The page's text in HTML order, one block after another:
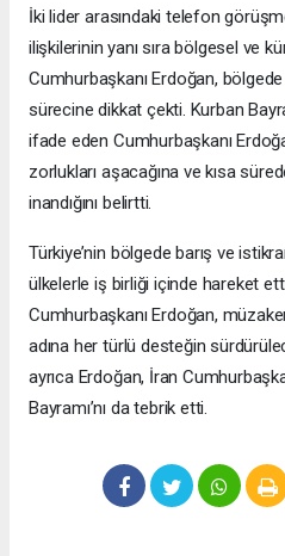
İki lider arasındaki telefon
ilişkilerinin yanı sıra bölgesel ve
Cumhurbaşkanı Erdoğan,
sürecine dikkat çekti. Kurban
ifade eden Cumhurbaşkanı
zorlukları aşacağına ve kısa
inandığını belirtti.
Türkiye’nin bölgede barış ve
ülkelerle iş birliği içinde hareket
Cumhurbaşkanı Erdoğan,
adına her türlü desteğin
ayrıca Erdoğan, İran
Bayramı’nı da tebrik etti.